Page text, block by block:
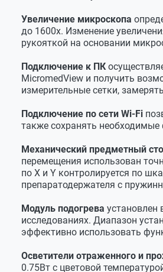
Увеличение микроскопа
до 1600х. Изменение
рукояткой на основании
Подключение к ПК
MicromedView и получить
измерительные сетки,
Подключение по сети Wi-Fi
также сохранять
Механический предметный
перемещения использован
по X и Y контролируется по
препаратодержателя с
Модуль подогрева установлен
исследованиях. Диапазон
эффективно использовать
Осветители отраженного и
0.75Вт с цветовой
Цветовая температура
Регулировка яркости
Камера
Сенсор
Формат сенсора
Размер пикселя
Разрешение сенсора
Разрешение видео
Разрешение фото
Экспозиция
Цифровой зум